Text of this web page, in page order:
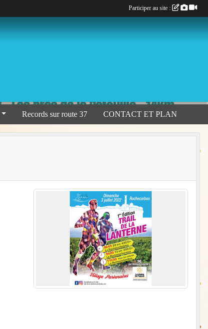
Records sur route 37 CONTACT ET PLAN
Participer au site :